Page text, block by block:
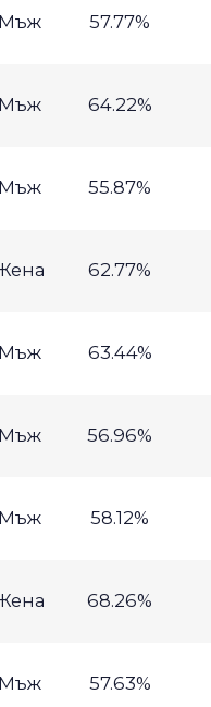
Мъж 57.77%
Мъж 64.22%
Мъж 55.87%
62.77%
Мъж 63.44%
Мъж 56.96%
Мъж 58.12%
68.26%
Мъж 57.63%